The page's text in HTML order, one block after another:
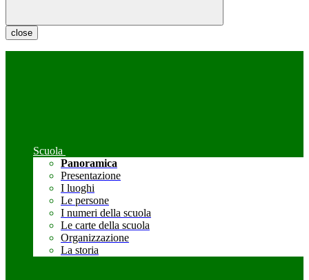
close
Scuola
Panoramica
Presentazione
I luoghi
Le persone
I numeri della scuola
Le carte della scuola
Organizzazione
La storia